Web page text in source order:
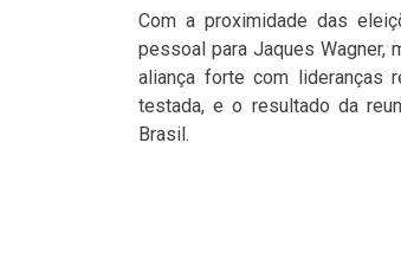
Com a proximidade das
pessoal para Jaques Wagner,
aliança forte com lideranças
testada, e o resultado da
Brasil.